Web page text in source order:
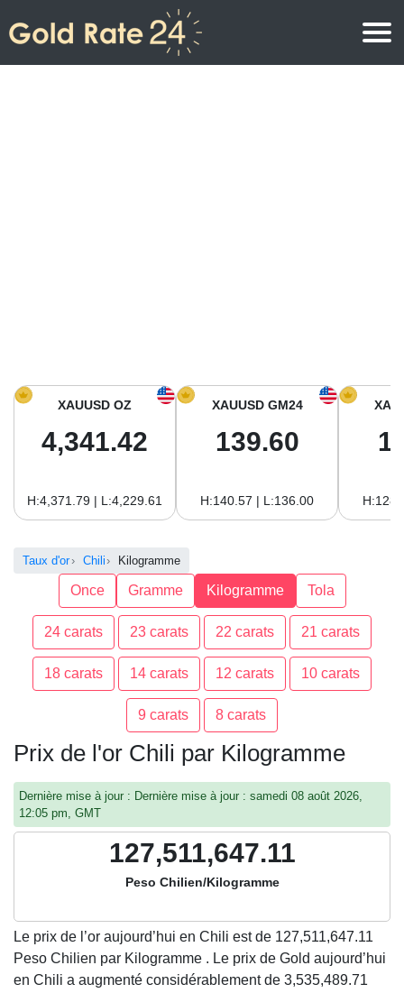
Prix de l’or aujourd’hui en Amérique du Sud
XAUUSD OZ
4,341.42
H:4,371.79 | L:4,229.61
XAUUSD GM24
139.60
H:140.57 | L:136.00
Taux d'or Chili Kilogramme
Once Gramme Kilogramme Tola
24 carats 23 carats 22 carats 21 carats
18 carats 14 carats 12 carats 10 carats
9 carats 8 carats
Prix de l'or Chili par Kilogramme
Dernière mise à jour : Dernière mise à jour : samedi 08 août 2026,
12:05 pm, GMT
127,511,647.11
Peso Chilien/Kilogramme
Le prix de l’or aujourd’hui en Chili est de 127,511,647.11
Peso Chilien par Kilogramme . Le prix de Gold aujourd’hui
en Chili a augmenté considérablement de 3,535,489.71